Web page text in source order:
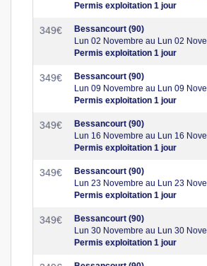
Permis exploitation 1 jour
349€
Bessancourt (90)
Lun 02 Novembre au Lun 02
Permis exploitation 1 jour
349€
Bessancourt (90)
Lun 09 Novembre au Lun 09
Permis exploitation 1 jour
349€
Bessancourt (90)
Lun 16 Novembre au Lun 16
Permis exploitation 1 jour
349€
Bessancourt (90)
Lun 23 Novembre au Lun 23
Permis exploitation 1 jour
349€
Bessancourt (90)
Lun 30 Novembre au Lun 30
Permis exploitation 1 jour